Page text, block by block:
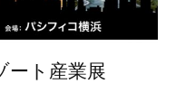
ート産業展